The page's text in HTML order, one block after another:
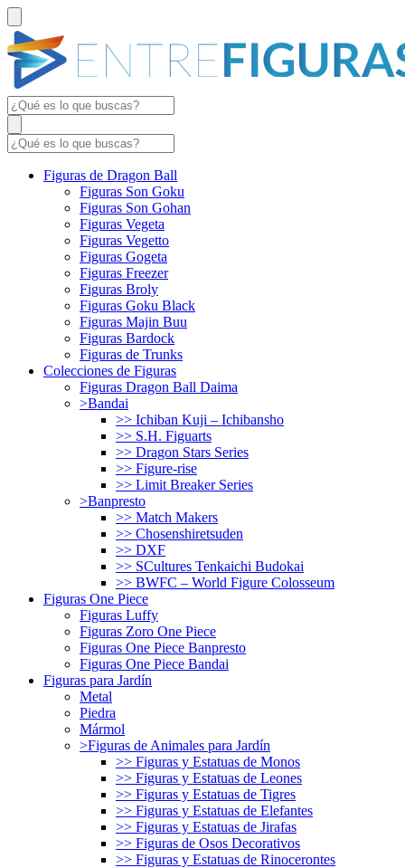
Figuras de Dragon Ball
Figuras Son Goku
Figuras Son Gohan
Figuras Vegeta
Figuras Vegetto
Figuras Gogeta
Figuras Freezer
Figuras Broly
Figuras Goku Black
Figuras Majin Buu
Figuras Bardock
Figuras de Trunks
Colecciones de Figuras
Figuras Dragon Ball Daima
>Bandai
>> Ichiban Kuji – Ichibansho
>> S.H. Figuarts
>> Dragon Stars Series
>> Figure-rise
>> Limit Breaker Series
>Banpresto
>> Match Makers
>> Chosenshiretsuden
>> DXF
>> SCultures Tenkaichi Budokai
>> BWFC – World Figure Colosseum
Figuras One Piece
Figuras Luffy
Figuras Zoro One Piece
Figuras One Piece Banpresto
Figuras One Piece Bandai
Figuras para Jardín
Metal
Piedra
Mármol
>Figuras de Animales para Jardín
>> Figuras y Estatuas de Monos
>> Figuras y Estatuas de Leones
>> Figuras y Estatuas de Tigres
>> Figuras y Estatuas de Elefantes
>> Figuras y Estatuas de Jirafas
>> Figuras de Osos Decorativos
>> Figuras y Estatuas de Rinocerontes